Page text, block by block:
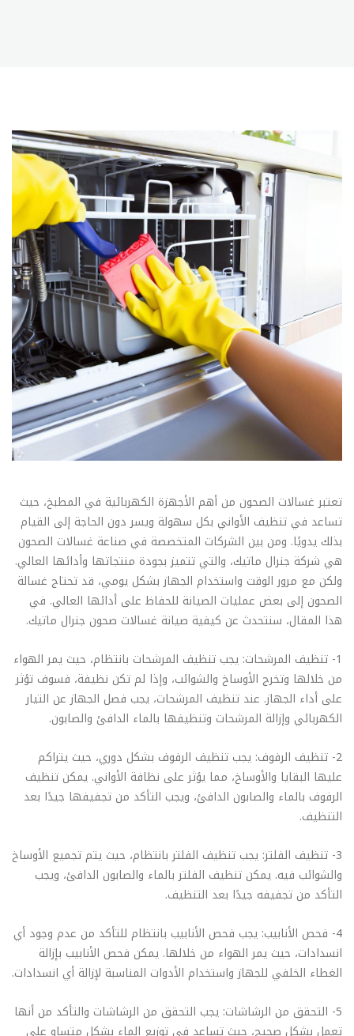
تعتبر غسالات الصحون من أهم الأجهزة الكهربائية في المطبخ، حيث
تساعد في تنظيف الأواني بكل سهولة ويسر دون الحاجة إلى القيام
بذلك يدويًا. ومن بين الشركات المتخصصة في صناعة غسالات الصحون
هي شركة جنرال ماتيك، والتي تتميز بجودة منتجاتها وأدائها العالي.
ولكن مع مرور الوقت واستخدام الجهاز بشكل يومي، قد تحتاج غسالة
الصحون إلى بعض عمليات الصيانة للحفاظ على أدائها العالي. في
هذا المقال، سنتحدث عن كيفية صيانة غسالات صحون جنرال ماتيك.
1- تنظيف المرشحات: يجب تنظيف المرشحات بانتظام، حيث يمر الهواء
من خلالها وتخرج الأوساخ والشوائب، وإذا لم تكن نظيفة، فسوف تؤثر
على أداء الجهاز. عند تنظيف المرشحات، يجب فصل الجهاز عن التيار
الكهربائي وإزالة المرشحات وتنظيفها بالماء الدافئ والصابون.
2- تنظيف الرفوف: يجب تنظيف الرفوف بشكل دوري، حيث يتراكم
عليها البقايا والأوساخ، مما يؤثر على نظافة الأواني. يمكن تنظيف
الرفوف بالماء والصابون الدافئ، ويجب التأكد من تجفيفها جيدًا بعد
التنظيف.
3- تنظيف الفلتر: يجب تنظيف الفلتر بانتظام، حيث يتم تجميع الأوساخ
والشوائب فيه. يمكن تنظيف الفلتر بالماء والصابون الدافئ، ويجب
التأكد من تجفيفه جيدًا بعد التنظيف.
4- فحص الأنابيب: يجب فحص الأنابيب بانتظام للتأكد من عدم وجود أي
انسدادات، حيث يمر الهواء من خلالها. يمكن فحص الأنابيب بإزالة
الغطاء الخلفي للجهاز واستخدام الأدوات المناسبة لإزالة أي انسدادات.
5- التحقق من الرشاشات: يجب التحقق من الرشاشات والتأكد من أنها
تعمل بشكل صحيح، حيث تساعد في توزيع الماء بشكل متساوٍ على